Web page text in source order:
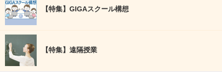
【特集】GIGAスクール構想
【特集】遠隔授業